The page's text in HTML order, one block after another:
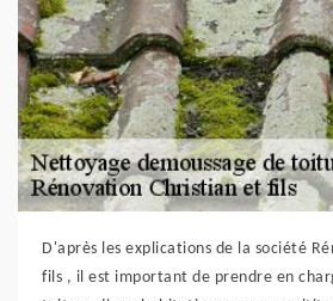
D'après les explications de la société
fils , il est important de prendre en